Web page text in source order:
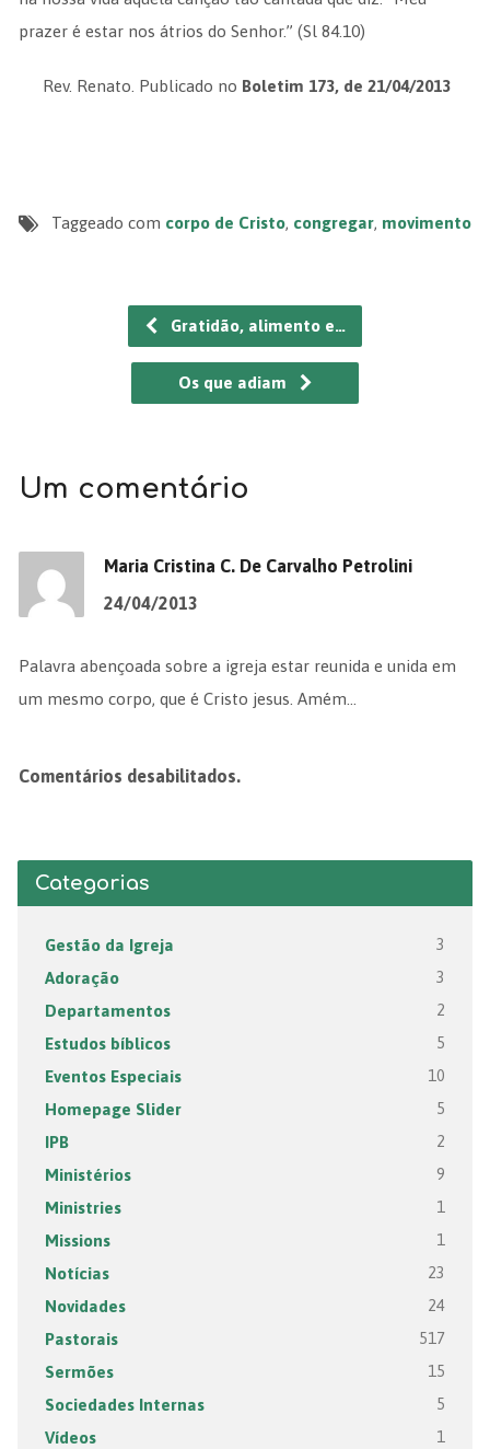
prazer é estar nos átrios do Senhor.” (Sl 84.10)
Rev. Renato. Publicado no Boletim 173, de 21/04/2013
Taggeado com corpo de Cristo, congregar, movimento
Gratidão, alimento e…
Os que adiam
Um comentário
Maria Cristina C. De Carvalho Petrolini
24/04/2013
Palavra abençoada sobre a igreja estar reunida e unida em
um mesmo corpo, que é Cristo jesus. Amém…
Comentários desabilitados.
Categorias
Gestão da Igreja 3
Adoração 3
Departamentos 2
Estudos bíblicos 5
Eventos Especiais 10
Homepage Slider 5
IPB 2
Ministérios 9
Ministries 1
Missions 1
Notícias 23
Novidades 24
Pastorais 517
Sermões 15
Sociedades Internas 5
Vídeos 1